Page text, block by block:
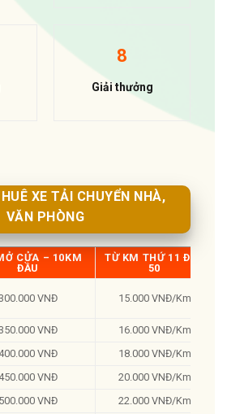
8
Giải thưởng
XE TẢI CHUYỂN NHÀ,
VĂN PHÒNG
CỬA – 10KM
ĐẦU
TỪ KM THỨ 11 ĐẾN
50
VNĐ 15.000 VNĐ/Km
VNĐ 16.000 VNĐ/Km
400.000 VNĐ 18.000 VNĐ/Km
450.000 VNĐ 20.000 VNĐ/Km
500.000 VNĐ 22.000 VNĐ/Km